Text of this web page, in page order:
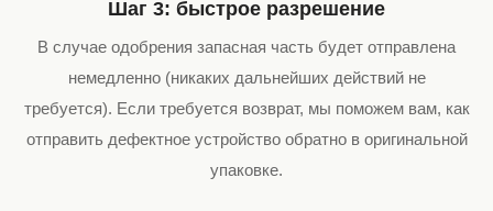
Шаг 3: быстрое разрешение
В случае одобрения запасная часть будет отправлена
немедленно (никаких дальнейших действий не
требуется). Если требуется возврат, мы поможем вам, как
отправить дефектное устройство обратно в оригинальной
упаковке.